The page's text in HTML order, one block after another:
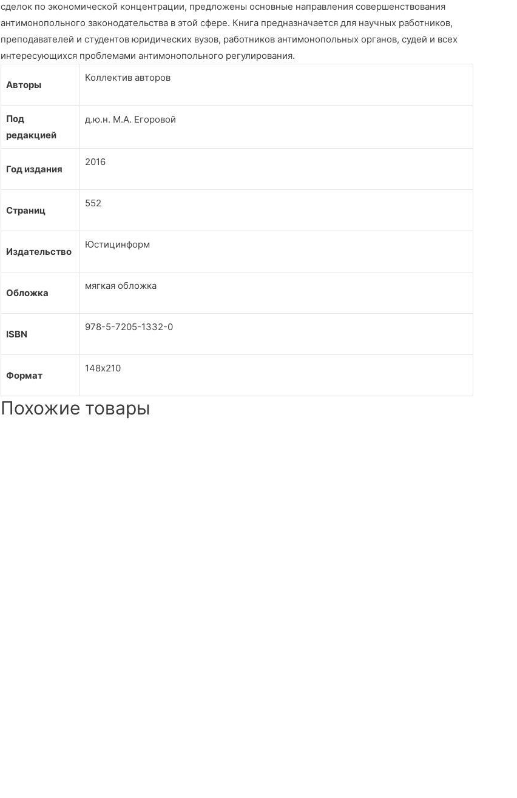
сделок по экономической концентрации, предложены основные направления совершенствования
антимонопольного законодательства в этой сфере. Книга предназначается для научных работников,
преподавателей и студентов юридических вузов, работников антимонопольных органов, судей и всех
интересующихся проблемами антимонопольного регулирования.
Авторы
Коллектив авторов
Под
редакцией
д.ю.н. М.А. Егоровой
Год издания
2016
Страниц
552
Издательство
Юстицинформ
Обложка
мягкая обложка
ISBN
978-5-7205-1332-0
Формат
148х210
Похожие товары